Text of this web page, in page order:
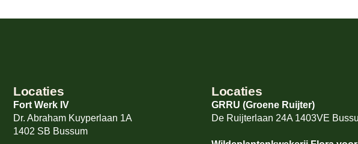
Locaties
Fort Werk IV
Dr. Abraham Kuyperlaan 1A
1402 SB Bussum
Locaties
GRRU (Groene Ruijter)
De Ruijterlaan 24A 1403VE